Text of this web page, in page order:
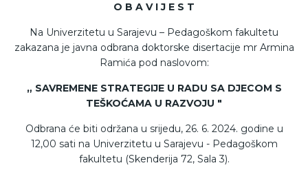
O B A V I J E S T
Na Univerzitetu u Sarajevu – Pedagoškom fakultetu
zakazana je javna odbrana doktorske disertacije mr Armina
Ramića pod naslovom:
„ SAVREMENE STRATEGIJE U RADU SA DJECOM S
TEŠKOĆAMA U RAZVOJU "
Odbrana će biti održana u srijedu, 26. 6. 2024. godine u
12,00 sati na Univerzitetu u Sarajevu - Pedagoškom
fakultetu (Skenderija 72, Sala 3).